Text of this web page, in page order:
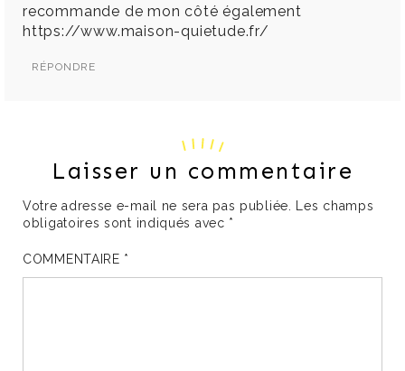
recommande de mon côté également
https://www.maison-quietude.fr/
RÉPONDRE
Laisser un commentaire
Votre adresse e-mail ne sera pas publiée. Les champs
obligatoires sont indiqués avec *
COMMENTAIRE *